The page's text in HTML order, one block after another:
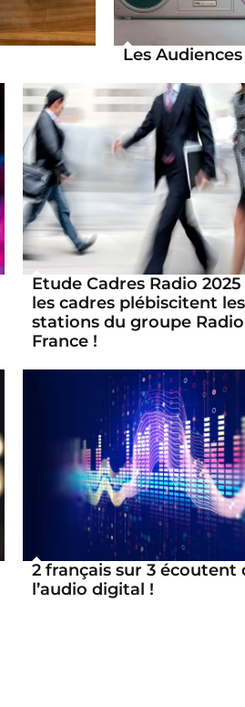
Les
Etude Cadres Radio 2025
les cadres plébiscitent les
stations du groupe Radio
France !
2 français sur 3 écoutent
l’audio digital !